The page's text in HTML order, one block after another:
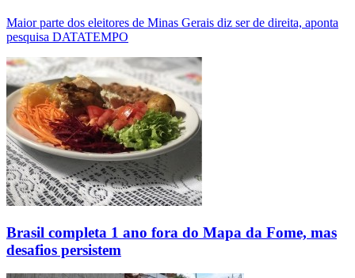
Maior parte dos eleitores de Minas Gerais diz ser de direita, aponta
pesquisa DATATEMPO
Brasil completa 1 ano fora do Mapa da Fome, mas
desafios persistem